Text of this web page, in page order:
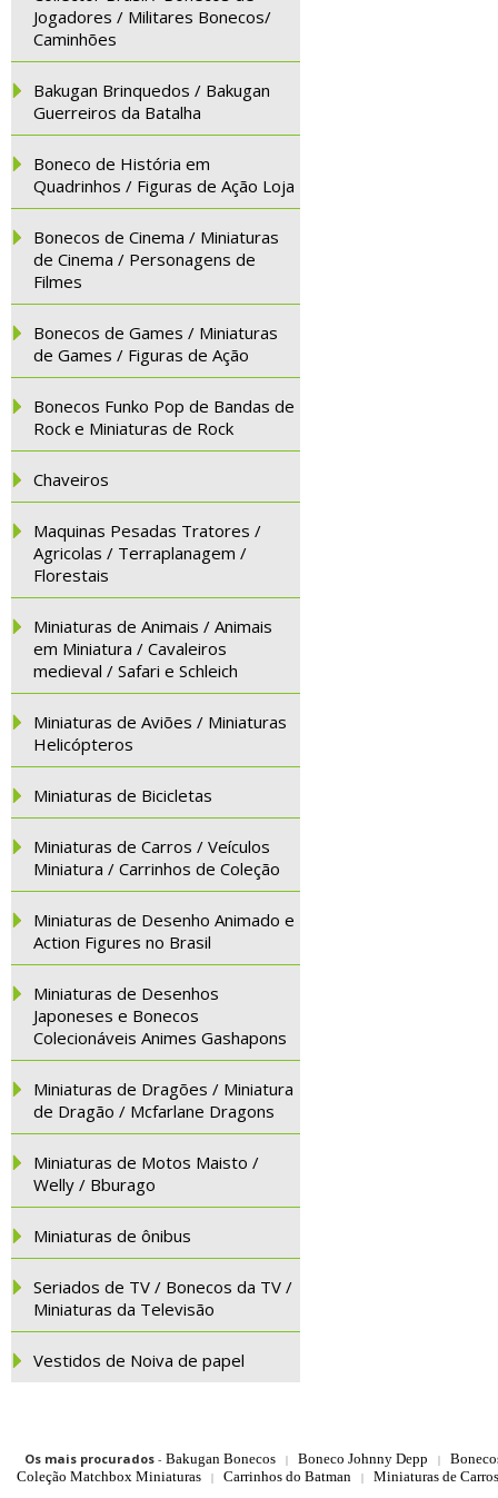
Jogadores / Militares Bonecos/
Caminhões
Bakugan Brinquedos / Bakugan
Guerreiros da Batalha
Boneco de História em
Quadrinhos / Figuras de Ação Loja
Bonecos de Cinema / Miniaturas
de Cinema / Personagens de
Filmes
Bonecos de Games / Miniaturas
de Games / Figuras de Ação
Bonecos Funko Pop de Bandas de
Rock e Miniaturas de Rock
Chaveiros
Maquinas Pesadas Tratores /
Agricolas / Terraplanagem /
Florestais
Miniaturas de Animais / Animais
em Miniatura / Cavaleiros
medieval / Safari e Schleich
Miniaturas de Aviões / Miniaturas
Helicópteros
Miniaturas de Bicicletas
Miniaturas de Carros / Veículos
Miniatura / Carrinhos de Coleção
Miniaturas de Desenho Animado e
Action Figures no Brasil
Miniaturas de Desenhos
Japoneses e Bonecos
Colecionáveis Animes Gashapons
Miniaturas de Dragões / Miniatura
de Dragão / Mcfarlane Dragons
Miniaturas de Motos Maisto /
Welly / Bburago
Miniaturas de ônibus
Seriados de TV / Bonecos da TV /
Miniaturas da Televisão
Vestidos de Noiva de papel
Os mais procurados- Bakugan Bonecos | Boneco Johnny Depp |
Coleção Matchbox Miniaturas
| Carrinhos do Batman | Miniaturas de